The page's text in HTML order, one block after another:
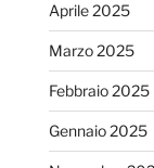
Aprile 2025
Marzo 2025
Febbraio 2025
Gennaio 2025